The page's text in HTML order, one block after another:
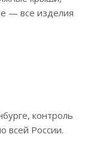
— все изделия
контроль
всей России.